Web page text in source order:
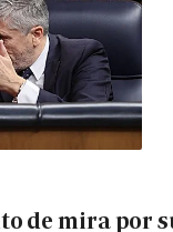
de mira por